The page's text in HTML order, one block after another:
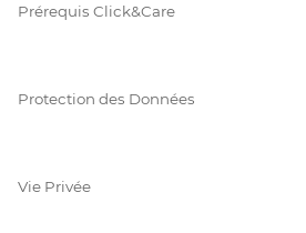
Prérequis Click&Care
Protection des Données
Vie Privée